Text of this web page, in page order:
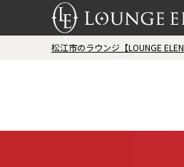
松江市のラウンジ【LOUNGE